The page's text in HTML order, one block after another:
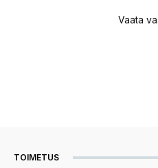
Vaata
TOIMETUS